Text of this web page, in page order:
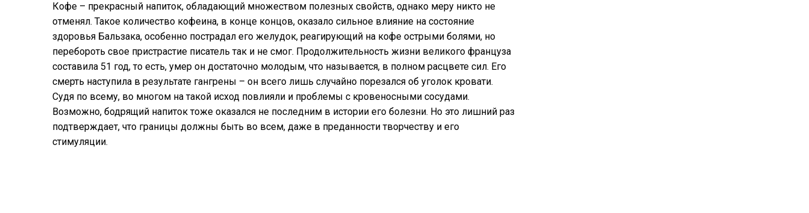
Кофе – прекрасный напиток, обладающий множеством полезных свойств, однако меру никто не
отменял. Такое количество кофеина, в конце концов, оказало сильное влияние на состояние
здоровья Бальзака, особенно пострадал его желудок, реагирующий на кофе острыми болями, но
перебороть свое пристрастие писатель так и не смог. Продолжительность жизни великого француза
составила 51 год, то есть, умер он достаточно молодым, что называется, в полном расцвете сил. Его
смерть наступила в результате гангрены – он всего лишь случайно порезался об уголок кровати.
Судя по всему, во многом на такой исход повлияли и проблемы с кровеносными сосудами.
Возможно, бодрящий напиток тоже оказался не последним в истории его болезни. Но это лишний раз
подтверждает, что границы должны быть во всем, даже в преданности творчеству и его
стимуляции.